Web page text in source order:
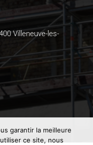
Villeneuve-les-
garantir la meilleure
ce site, nous